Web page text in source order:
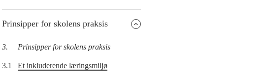
Prinsipper for skolens praksis
3. Prinsipper for skolens praksis
3.1 Et inkluderende læringsmiljø